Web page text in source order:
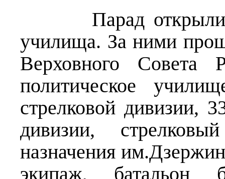
Парад открыли
училища. За ними
Верховного
политическое
стрелковой дивизии,
дивизии,
назначения
экипаж, батальон